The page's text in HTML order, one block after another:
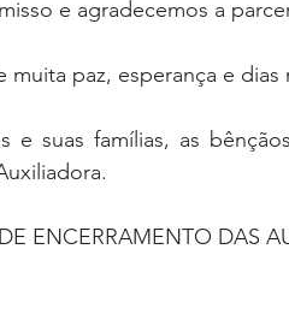
e agradecemos a
muita paz, esperança e dias
e suas famílias, as
ENCERRAMENTO DAS